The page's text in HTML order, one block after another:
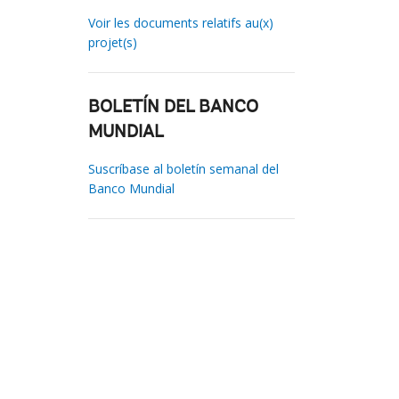
Voir les documents relatifs au(x)
projet(s)
BOLETÍN DEL BANCO
MUNDIAL
Suscríbase al boletín semanal del
Banco Mundial